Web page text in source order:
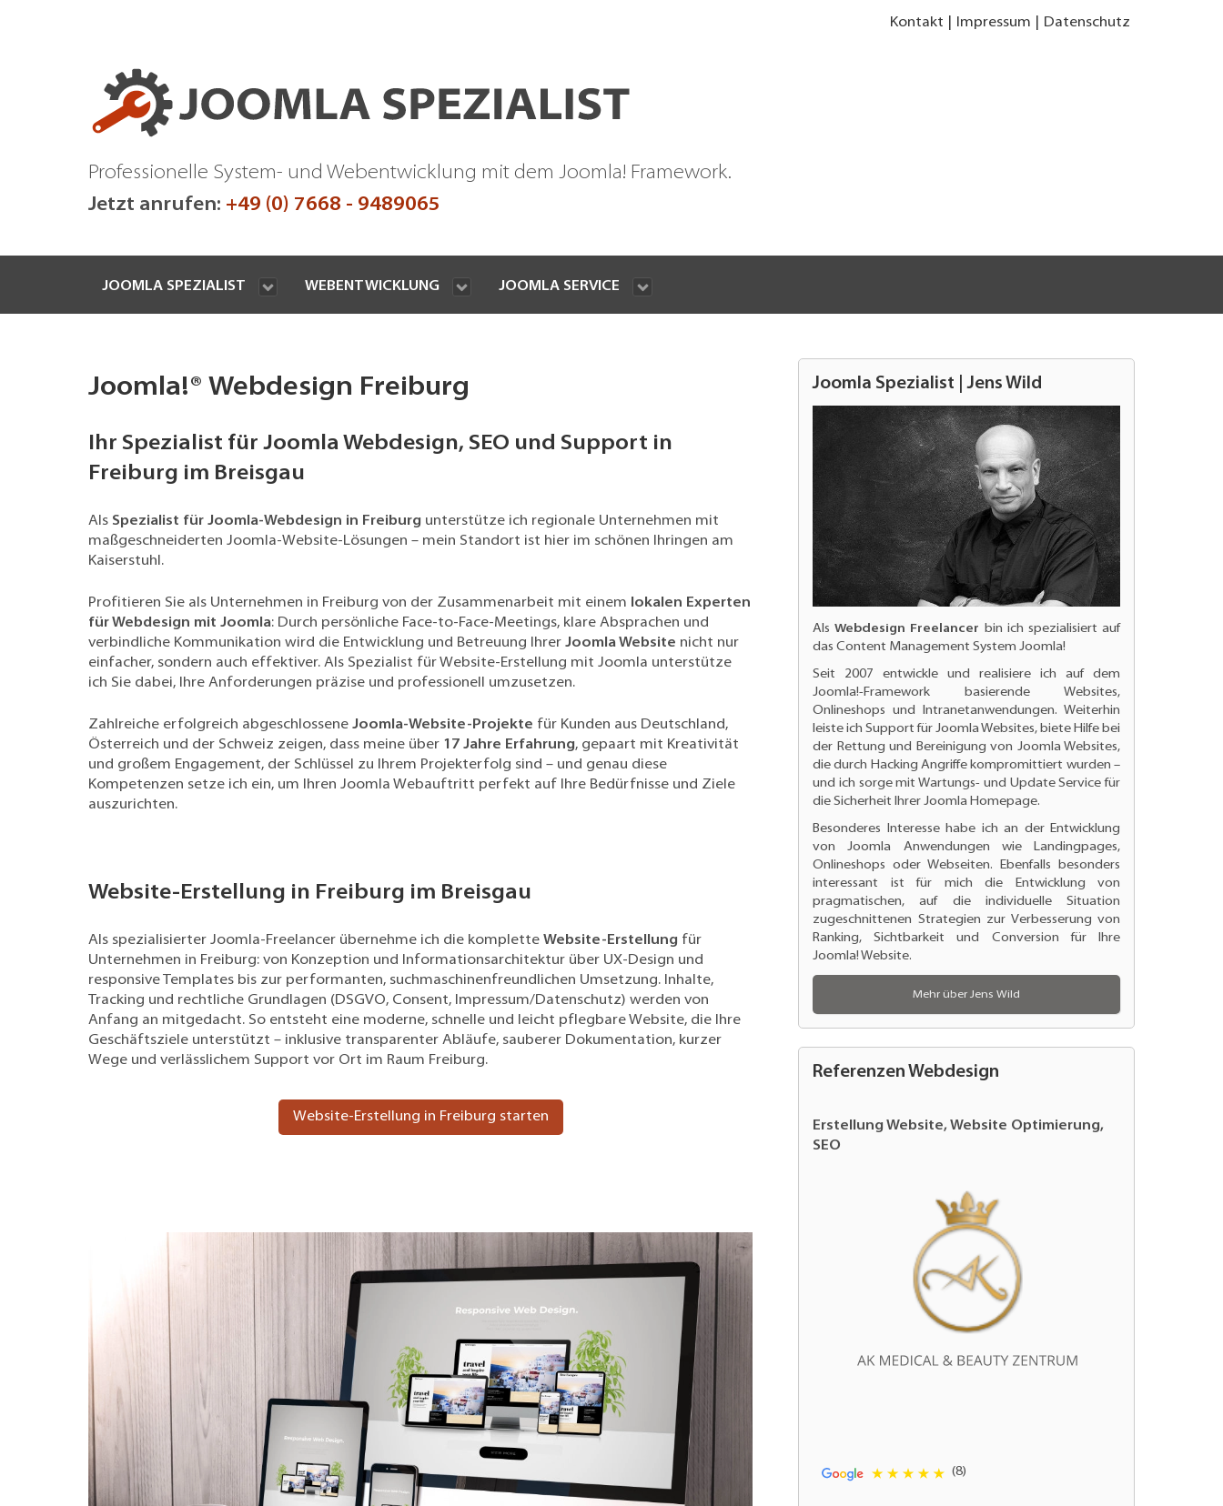
Kontakt Impressum Datenschutz
Professionelle System- und Webentwicklung mit dem Joomla! Framework.
Jetzt anrufen: +49 (0) 7668 - 9489065
JOOMLA SPEZIALIST WEBENTWICKLUNG JOOMLA SERVICE
Joomla!® Webdesign Freiburg
Ihr Spezialist für Joomla Webdesign, SEO und Support in
Freiburg im Breisgau
Als Spezialist für Joomla-Webdesign in Freiburg unterstütze ich regionale Unternehmen mit
maßgeschneiderten Joomla-Website-Lösungen – mein Standort ist hier im schönen Ihringen am
Kaiserstuhl.
Profitieren Sie als Unternehmen in Freiburg von der Zusammenarbeit mit einem lokalen Experten
für Webdesign mit Joomla: Durch persönliche Face-to-Face-Meetings, klare Absprachen und
verbindliche Kommunikation wird die Entwicklung und Betreuung Ihrer Joomla Website nicht nur
einfacher, sondern auch effektiver. Als Spezialist für Website-Erstellung mit Joomla unterstütze
ich Sie dabei, Ihre Anforderungen präzise und professionell umzusetzen.
Zahlreiche erfolgreich abgeschlossene Joomla-Website-Projekte für Kunden aus Deutschland,
Österreich und der Schweiz zeigen, dass meine über 17 Jahre Erfahrung, gepaart mit Kreativität
und großem Engagement, der Schlüssel zu Ihrem Projekterfolg sind – und genau diese
Kompetenzen setze ich ein, um Ihren Joomla Webauftritt perfekt auf Ihre Bedürfnisse und Ziele
auszurichten.
Website-Erstellung in Freiburg im Breisgau
Als spezialisierter Joomla-Freelancer übernehme ich die komplette Website-Erstellung für
Unternehmen in Freiburg: von Konzeption und Informationsarchitektur über UX-Design und
responsive Templates bis zur performanten, suchmaschinenfreundlichen Umsetzung. Inhalte,
Tracking und rechtliche Grundlagen (DSGVO, Consent, Impressum/Datenschutz) werden von
Anfang an mitgedacht. So entsteht eine moderne, schnelle und leicht pflegbare Website, die Ihre
Geschäftsziele unterstützt – inklusive transparenter Abläufe, sauberer Dokumentation, kurzer
Wege und verlässlichem Support vor Ort im Raum Freiburg.
Website-Erstellung in Freiburg starten
Joomla Spezialist | Jens Wild
AlsWebdesign Freelancer bin ich spezialisiert auf
das Content Management System Joomla!
Seit 2007 entwickle und realisiere ich auf dem
Joomla!-Framework basierende Websites,
Onlineshops und Intranetanwendungen. Weiterhin
leiste ich Support für Joomla Websites, biete Hilfe bei
der Rettung und Bereinigung von Joomla Websites,
die durch Hacking Angriffe kompromittiert wurden –
und ich sorge mit Wartungs- und Update Service für
die Sicherheit Ihrer Joomla Homepage.
Besonderes Interesse habe ich an der Entwicklung
von Joomla Anwendungen wie Landingpages,
Onlineshops oder Webseiten. Ebenfalls besonders
interessant ist für mich die Entwicklung von
pragmatischen, auf die individuelle Situation
zugeschnittenen Strategien zur Verbesserung von
Ranking, Sichtbarkeit und Conversion für Ihre
Joomla! Website.
Mehr über Jens Wild
Referenzen Webdesign
Website Relaunch, Website Optimierung,
Erstellung Website, Website Optimierung,
Erstellung Website und Optimierung
(8)